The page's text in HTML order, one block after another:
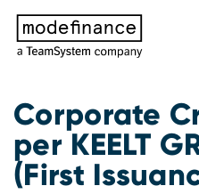
Corporate
per KEELT
(First
Agenzia di Rating
Rating ESG
MORE
ForST
Fintech
Banche e finanziarie
Chi siamo
Partner e clienti